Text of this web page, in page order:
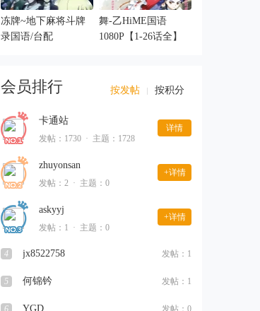
冻牌~地下麻将斗牌
录国语/台配
舞-乙HiME国语
1080P【1-26话全】
会员排行 按发帖 按积分
卡通站
发帖：1730 · 主题：1728
详情
zhuyonsan
发帖：2 · 主题：0
+详情
askyyj
发帖：1 · 主题：0
+详情
4 jx8522758 发帖：1
5 何锦钤 发帖：1
6 YGD 发帖：0